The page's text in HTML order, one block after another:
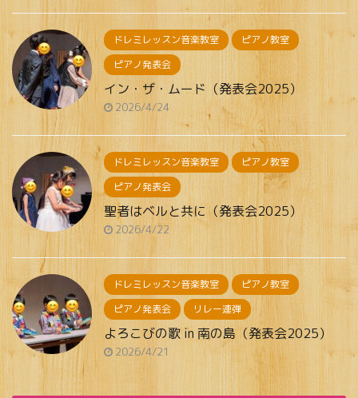
ドレミレッスン音楽教室
ピアノ教室
ピアノ発表会
イン・ザ・ムード（発表会2025）
2026/4/24
ドレミレッスン音楽教室
ピアノ教室
ピアノ発表会
聖者はベルと共に（発表会2025）
2026/4/22
ドレミレッスン音楽教室
ピアノ教室
ピアノ発表会
リレー連弾
よろこびの歌 in 南の島（発表会2025）
2026/4/21